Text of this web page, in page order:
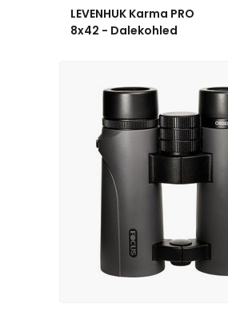
LEVENHUK Karma PRO
8x42 - Dalekohled